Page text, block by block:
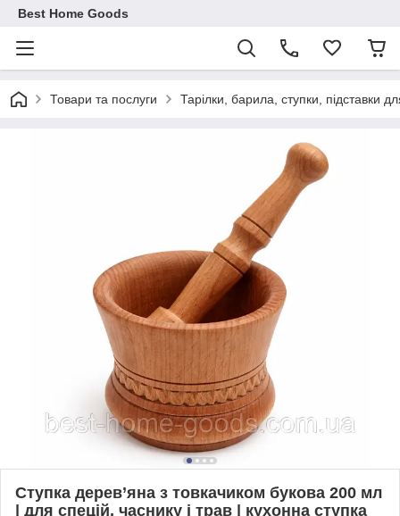
Best Home Goods
Товари та послуги Тарілки, барила, ступки, підставки
Ступка дерев’яна з товкачиком букова 200 мл
| для спецій, часнику і трав | кухонна ступка